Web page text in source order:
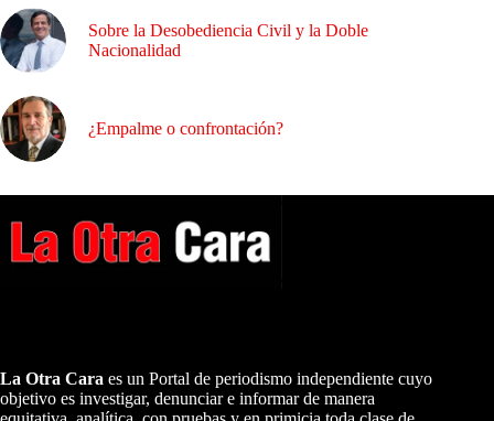
Sobre la Desobediencia Civil y la Doble
Nacionalidad
¿Empalme o confrontación?
La Otra Cara es un Portal de periodismo independiente cuyo
objetivo es investigar, denunciar e informar de manera